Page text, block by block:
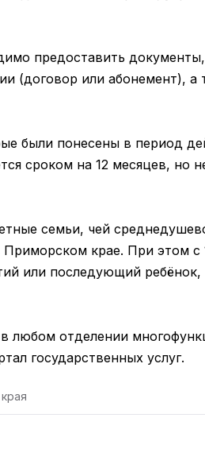
предоставить
(договор или абонемент), а
были понесены в период
сроком на 12 месяцев, но
семьи, чей
крае. При этом с
или последующий
любом отделении
государственных услуг.